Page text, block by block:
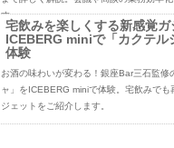
す。
宅飲みを楽しくする新感覚ガ
ICEBERG miniで「カクテル
体験
お酒の味わいが変わる！銀座Bar三石監修
ャ」をICEBERG miniで体験。宅飲みでも
ジェットをご紹介します。